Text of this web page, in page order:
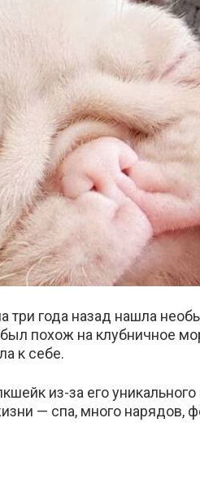
три года назад нашла
похож на клубничное
к себе.
из-за его
— спа, много нарядов,